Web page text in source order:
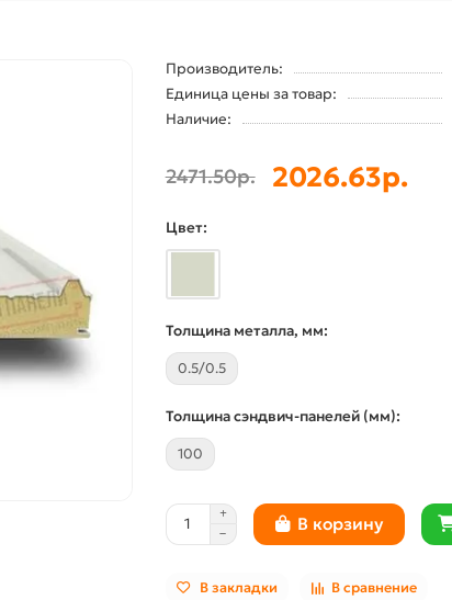
Производитель:
Единица цены за товар:
Наличие:
2471.50р. 2026.63р.
Цвет:
Толщина металла, мм:
0.5/0.5
Толщина сэндвич-панелей (мм):
100
В корзину
В закладки В сравнение